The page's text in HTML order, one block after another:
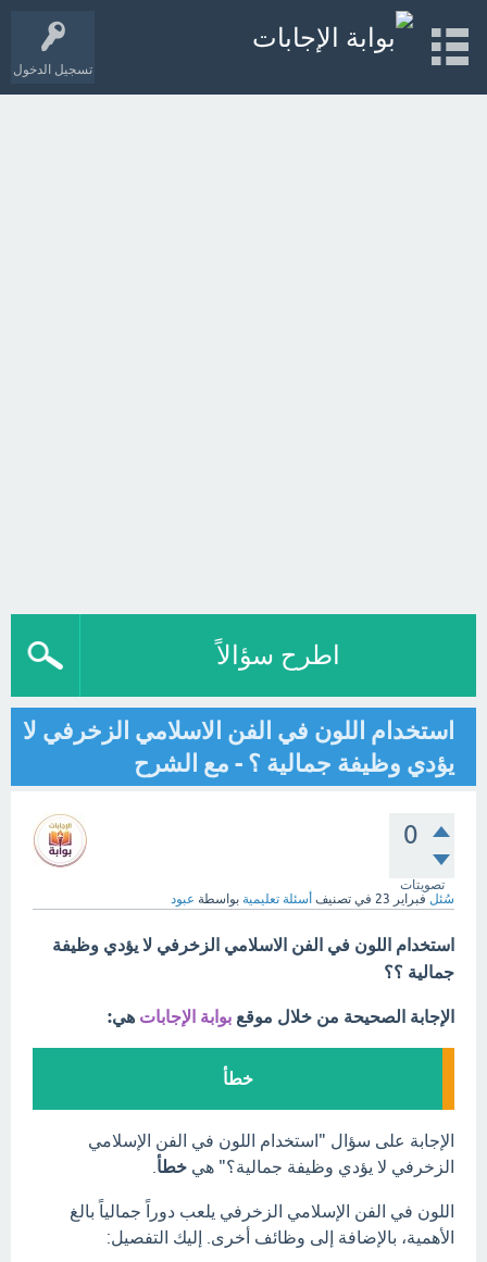
تسجيل الدخول
اطرح سؤالاً
استخدام اللون في الفن الاسلامي الزخرفي لا
يؤدي وظيفة جمالية ؟ - مع الشرح
0
تصويتات
سُئل فبراير 23 في تصنيف أسئلة تعليمية بواسطة عبود
استخدام اللون في الفن الاسلامي الزخرفي لا يؤدي وظيفة
جمالية ؟؟
الإجابة الصحيحة من خلال موقع بوابة الإجابات هي:
خطأ
الإجابة على سؤال "استخدام اللون في الفن الإسلامي
الزخرفي لا يؤدي وظيفة جمالية؟" هي خطأ
اللون في الفن الإسلامي الزخرفي يلعب دوراً جمالياً بالغ
الأهمية، بالإضافة إلى وظائف أخرى. إليك التفصيل: